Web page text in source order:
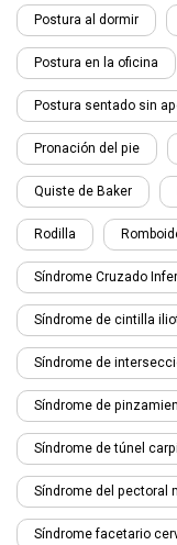
Postura al dormir
Postura en la oficina
Postura sentado sin
Pronación del pie
Quiste de Baker
Rodilla
Síndrome Cruzado
Síndrome de cintilla
Síndrome de
Síndrome de
Síndrome de túnel
Síndrome del pectoral
Síndrome facetario